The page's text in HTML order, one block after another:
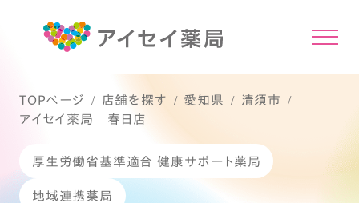
TOPページ 店舗を探す 愛知県
清須市
アイセイ薬局 春日店
厚生労働省基準適合 健康サポート薬局
地域連携薬局